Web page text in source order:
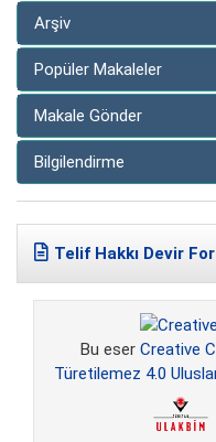
Arşiv
Popüler Makaleler
Makale Gönder
Bilgilendirme
Telif Hakkı Devir
Bu eser Creative
Türetilemez 4.0